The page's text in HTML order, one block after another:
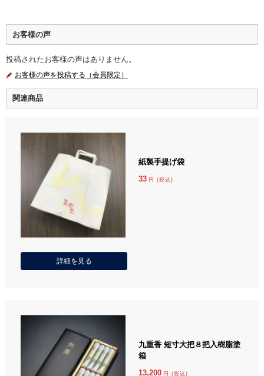
お客様の声
投稿されたお客様の声はありません。
お客様の声を投稿する（会員限定）
関連商品
紙製手提げ袋
33 円 (税込)
詳細を見る
九重香 短寸大把８把入樹脂塗
箱
13,200 円 (税込)